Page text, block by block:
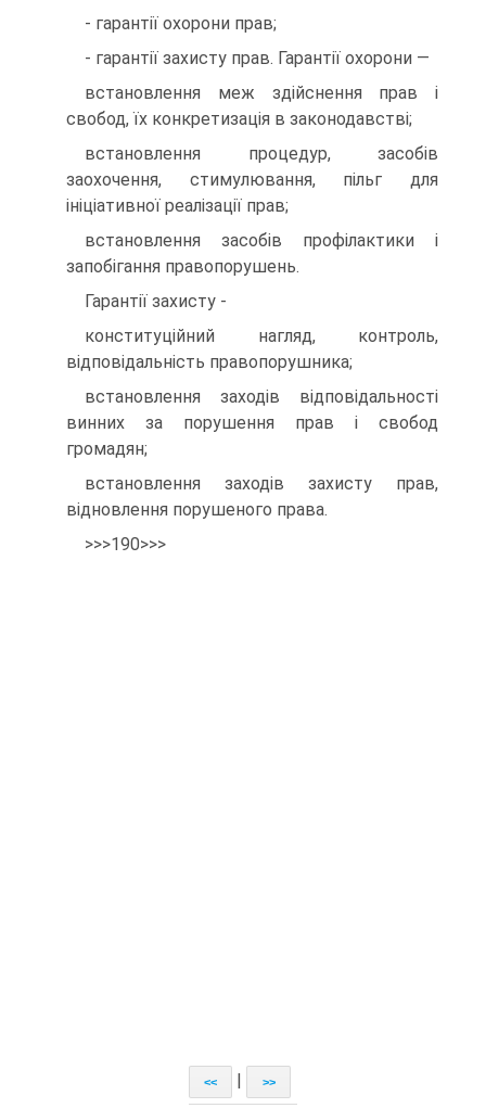
- гарантії охорони прав;
- гарантії захисту прав. Гарантії охорони —
встановлення меж здійснення прав і
свобод, їх конкретизація в законодавстві;
встановлення процедур, засобів
заохочення, стимулювання, пільг для
ініціативної реалізації прав;
встановлення засобів профілактики і
запобігання правопорушень.
Гарантії захисту -
конституційний нагляд, контроль,
відповідальність правопорушника;
встановлення заходів відповідальності
винних за порушення прав і свобод
громадян;
встановлення заходів захисту прав,
відновлення порушеного права.
>>>190>>>
<< >>